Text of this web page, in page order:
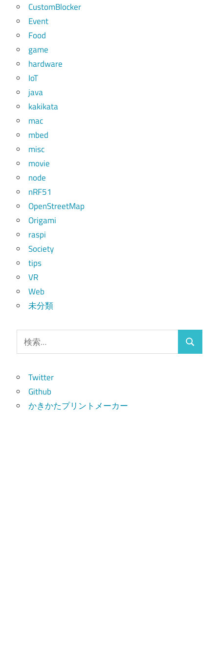
CustomBlocker
Event
Food
game
hardware
IoT
java
kakikata
mac
mbed
misc
movie
node
nRF51
OpenStreetMap
Origami
raspi
Society
tips
VR
Web
未分類
索:
検
Twitter
Github
かきかたプリントメーカー